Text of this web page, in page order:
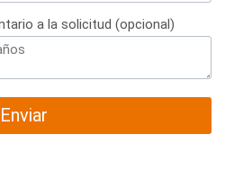
a la solicitud (opcional)
Enviar